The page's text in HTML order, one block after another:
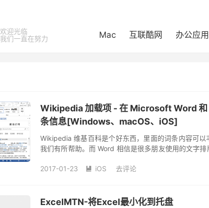
欢迎光临
我们一直在努力
Mac 互联酷网 办公应用
Wikipedia 加载项 - 在 Microsoft Word 和
条信息[Windows、macOS、iOS]
Wikipedia 维基百科是个好东西，里面的词条内容可
我们有所帮助。而 Word 相信是很多朋友使用的文字
2017-01-23  iOS 去评论
ExcelMTN-将Excel最小化到托盘